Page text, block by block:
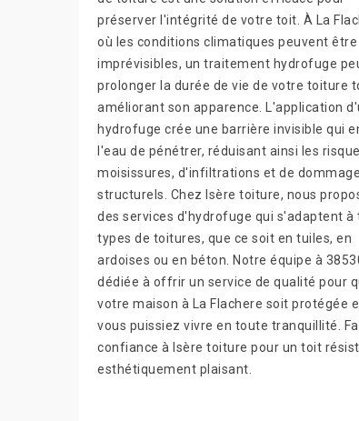
préserver l'intégrité de votre toit. À La
où les conditions climatiques peuvent être
imprévisibles, un traitement hydrofuge
prolonger la durée de vie de votre toiture
améliorant son apparence. L'application
hydrofuge crée une barrière invisible qui
l'eau de pénétrer, réduisant ainsi les
moisissures, d'infiltrations et de
structurels. Chez Isère toiture, nous
des services d'hydrofuge qui s'adaptent à
types de toitures, que ce soit en tuiles, en
ardoises ou en béton. Notre équipe à
dédiée à offrir un service de qualité pour
votre maison à La Flachere soit protégée
vous puissiez vivre en toute tranquillité.
confiance à Isère toiture pour un toit
esthétiquement plaisant.